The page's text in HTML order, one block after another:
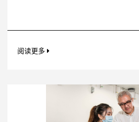
阅读更多